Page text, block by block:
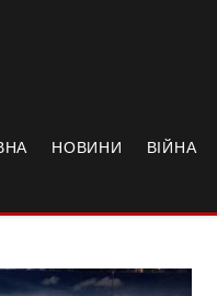
НОВИНИ ВІЙНА